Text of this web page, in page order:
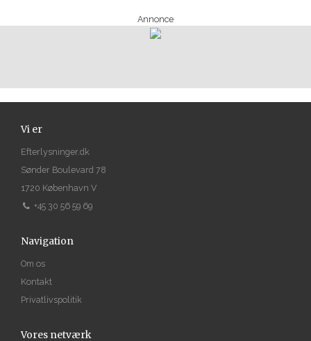
Annonce
Vi er
Efterlysninger.dk
Sønder Boulevard 78
1720 København V
+45 30 56 59 69
Navigation
Om os
Kontakt
Privatlivspolitik
Vores netværk